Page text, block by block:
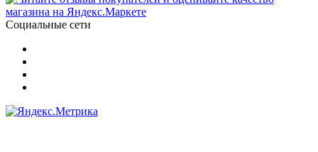
Социальные сети